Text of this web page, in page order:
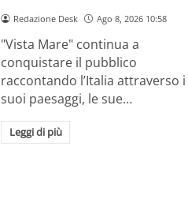
Redazione Desk Ago 8, 2026 10:58
"Vista Mare" continua a
conquistare il pubblico
raccontando l’Italia attraverso i
suoi paesaggi, le sue…
Leggi di più